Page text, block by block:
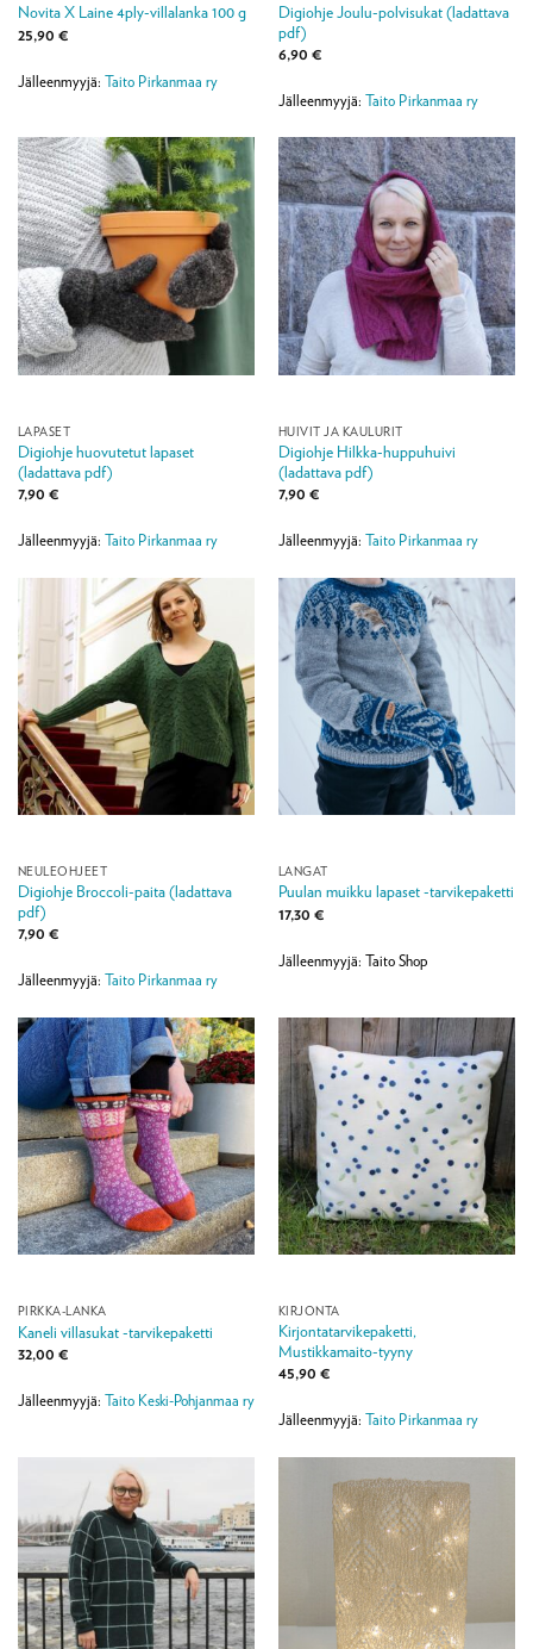
Novita X Laine 4ply-villalanka 100 g
25,90 €
Jälleenmyyjä: Taito Pirkanmaa ry
Digiohje Joulu-polvisukat (ladattava
pdf)
6,90 €
Jälleenmyyjä: Taito Pirkanmaa ry
LAPASET
Digiohje huovutetut lapaset
(ladattava pdf)
7,90 €
Jälleenmyyjä: Taito Pirkanmaa ry
HUIVIT JA KAULURIT
Digiohje Hilkka-huppuhuivi
(ladattava pdf)
7,90 €
Jälleenmyyjä: Taito Pirkanmaa ry
NEULEOHJEET
Digiohje Broccoli-paita (ladattava
pdf)
7,90 €
Jälleenmyyjä: Taito Pirkanmaa ry
LANGAT
Puulan muikku lapaset -tarvikepaketti
17,30 €
Jälleenmyyjä: Taito Shop
PIRKKA-LANKA
Kaneli villasukat -tarvikepaketti
32,00 €
Jälleenmyyjä: Taito Keski-Pohjanmaa ry
KIRJONTA
Kirjontatarvikepaketti,
Mustikkamaito-tyyny
45,90 €
Jälleenmyyjä: Taito Pirkanmaa ry